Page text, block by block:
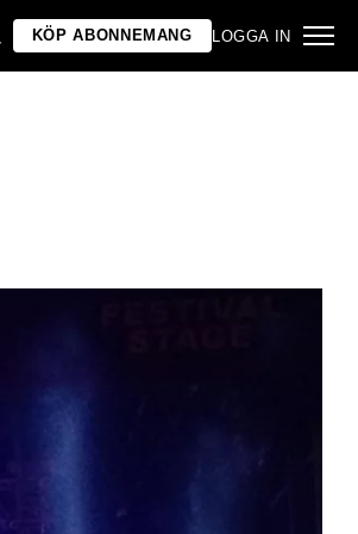
KÖP ABONNEMANG LOGGA IN